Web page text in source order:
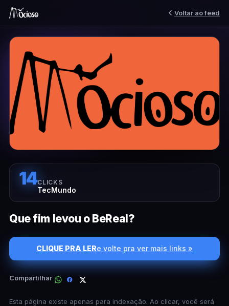
Voltar ao feed
14CLICKS
TecMundo
Que fim levou o BeReal?
CLIQUE PRA LERe volte pra ver mais links »
Compartilhar
Esta página existe apenas para indexação. Ao clicar, você será